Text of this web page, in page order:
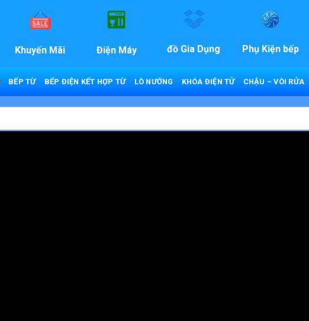
Khuyến Mãi Điện Máy đồ Gia Dụng Phụ Kiện bếp
BẾP TỪ BẾP ĐIỆN KẾT HỢP TỪ LÒ NƯỚNG KHÓA ĐIỆN TỬ CHẬU – VÒI RỬA